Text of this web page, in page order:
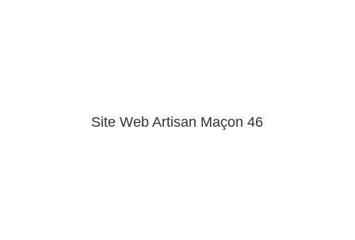
Site Web Artisan Maçon 46